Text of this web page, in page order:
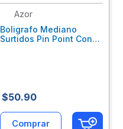
Azor
Boligrafo Mediano
Surtidos Pin Point Con
$50.90
Comprar